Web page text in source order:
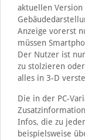
aktuellen
Anzeige vorerst
müssen
Der Nutzer ist
zu stolzieren
alles in 3-D
Die in der PC-
Infos, die zu
beispielsweise